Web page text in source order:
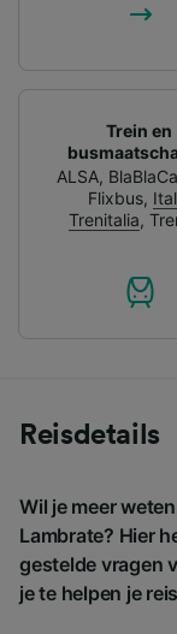
Trein en
ALSA,
Flixbus,
Trenitalia,
Reisdetails
Wil je meer
Lambrate? Hier
gestelde vragen
je te helpen je